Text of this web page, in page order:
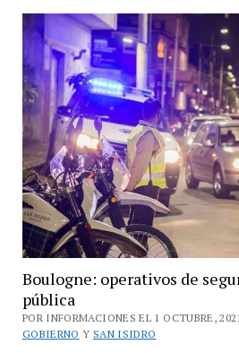
el
anillo
digital
de
CABA
hacia
Tres
de
Febrero
Boulogne: operativos de
pública
POR INFORMACIONES EL 1 OCTUBRE,
GOBIERNO Y SAN ISIDRO